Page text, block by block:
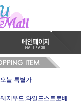
오늘 특별가
웨지우드,와일드스트로베